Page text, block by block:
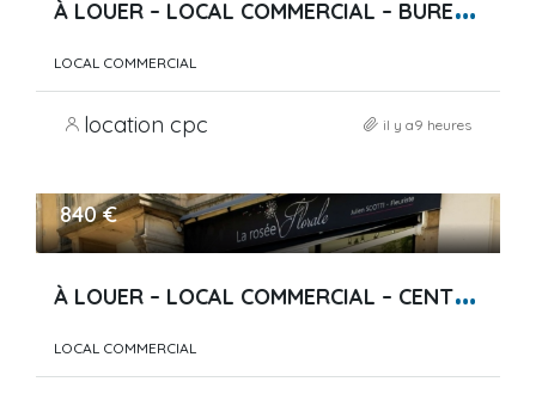
LOCAL COMMERCIAL
location cpc il y a9 heures
840 €
À
LOUER – LOCAL COMMERCIAL – CENTRE – AVENUE ALSACE LORRA…
LOCAL COMMERCIAL